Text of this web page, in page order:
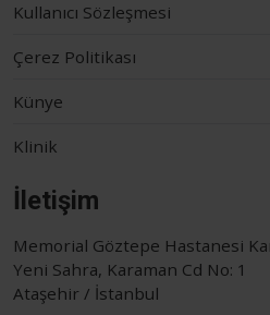
Kullanıcı Sözleşmesi
Çerez Politikası
Künye
Klinik
İletişim
Memorial Göztepe Hastanesi
Yeni Sahra, Karaman Cd No: 1
Ataşehir / İstanbul